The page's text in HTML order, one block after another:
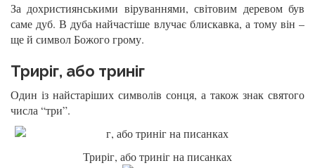
За дохристиянськими віруваннями, світовим деревом був
саме дуб. В дуба найчастіше влучає блискавка, а тому він –
ще й символ Божого грому.
Триріг, або триніг
Один із найстаріших символів сонця, а також знак святого
числа “три”.
Триріг, або триніг на писанках